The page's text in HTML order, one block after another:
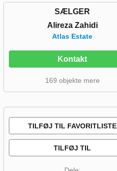
SÆLGER
Alireza Zahidi
Atlas Estate
Kontakt
169 objekte mere
TILFØJ TIL FAVORITLISTE
TILFØJ TIL